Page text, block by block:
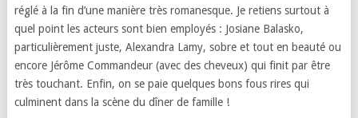
réglé à la fin d’une manière très romanesque. Je retiens surtout à
quel point les acteurs sont bien employés : Josiane Balasko,
particulièrement juste, Alexandra Lamy, sobre et tout en beauté ou
encore Jérôme Commandeur (avec des cheveux) qui finit par être
très touchant. Enfin, on se paie quelques bons fous rires qui
culminent dans la scène du dîner de famille !